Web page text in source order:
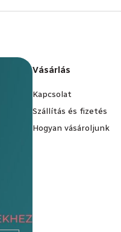
Vásárlás
Kapcsolat
Szállítás és fizetés
Hogyan vásároljunk